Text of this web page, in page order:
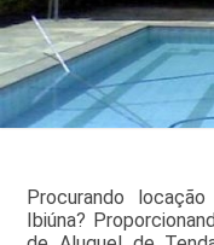
Procurando
Ibiúna?